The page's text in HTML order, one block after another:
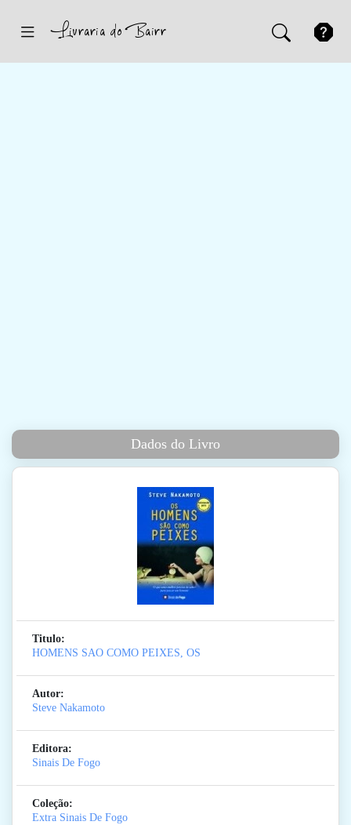
Dados do Livro
Titulo:
HOMENS SAO COMO PEIXES, OS
Autor:
Steve Nakamoto
Editora:
Sinais De Fogo
Coleção:
Extra Sinais De Fogo